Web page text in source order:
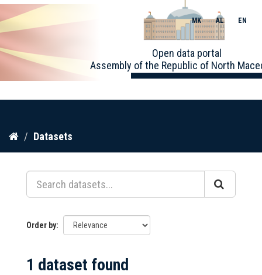
Skip
content
Open data portal
Assembly of the Republic of North
MK AL EN
Datasets
Order by
1 dataset found